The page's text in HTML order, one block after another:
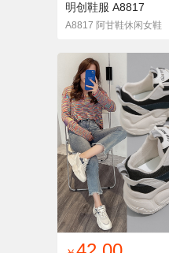
明创鞋服 A8817
A8817 阿甘鞋休闲女鞋
找同款 加入铺货单